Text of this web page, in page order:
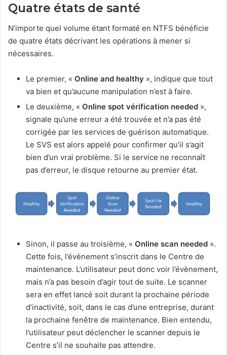
Quatre états de santé
N’importe quel volume étant formaté en NTFS bénéficie
de quatre états décrivant les opérations à mener si
nécessaires.
Le premier, « Online and healthy », indique que tout
va bien et qu’aucune manipulation n’est à faire.
Le deuxième, « Online spot vérification needed »,
signale qu’une erreur a été trouvée et n’a pas été
corrigée par les services de guérison automatique.
Le SVS est alors appelé pour confirmer qu’il s’agit
bien d’un vrai problème. Si le service ne reconnaît
pas d’erreur, le disque retourne au premier état.
Sinon, il passe au troisième, « Online scan needed ».
Cette fois, l’évènement s’inscrit dans le Centre de
maintenance. L’utilisateur peut donc voir l’évènement,
mais n’a pas besoin d’agir tout de suite. Le scanner
sera en effet lancé soit durant la prochaine période
d’inactivité, soit, dans le cas d’une entreprise, durant
la prochaine fenêtre de maintenance. Bien entendu,
l’utilisateur peut déclencher le scanner depuis le
Centre s’il ne souhaite pas attendre.